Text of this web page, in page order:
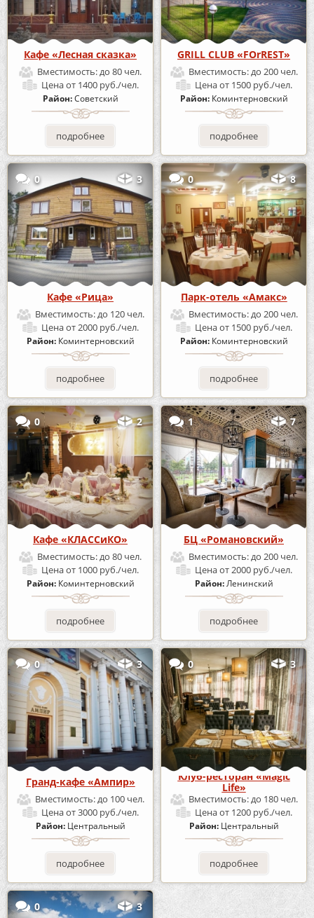
Кафе «Лесная сказка»
Вместимость:до 80 чел.
Ценаот 1400 руб./чел.
Район:Советский
подробнее
GRILL CLUB «FOrREST»
Вместимость:до 200 чел.
Ценаот 1500 руб./чел.
Район: Коминтерновский
подробнее
0 3
Кафе «Рица»
Вместимость:до 120 чел.
Ценаот 2000 руб./чел.
Район: Коминтерновский
подробнее
0 8
Парк-отель «Амакс»
Вместимость:до 200 чел.
Ценаот 1500 руб./чел.
Район: Коминтерновский
подробнее
0 2
Кафе «КЛАССиКО»
Вместимость:до 80 чел.
Ценаот 1000 руб./чел.
Район: Коминтерновский
подробнее
1 7
БЦ «Романовский»
Вместимость:до 200 чел.
Ценаот 2000 руб./чел.
Район:Ленинский
подробнее
0 3
Гранд-кафе «Ампир»
Вместимость: до 100 чел.
Ценаот 3000 руб./чел.
Район: Центральный
подробнее
0 3
Клуб-ресторан «Magic
Life»
Вместимость: до 180 чел.
Ценаот 1200 руб./чел.
Район: Центральный
подробнее
0 3